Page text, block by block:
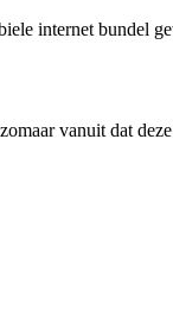
internet bundel
vanuit dat